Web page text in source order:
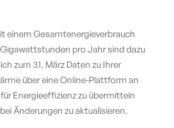
einem Gesamtenergieverbrauch
pro Jahr sind dazu
zum 31. März Daten zu Ihrer
über eine Online-Plattform an
Energieeffizienz zu übermitteln
Änderungen zu aktualisieren.